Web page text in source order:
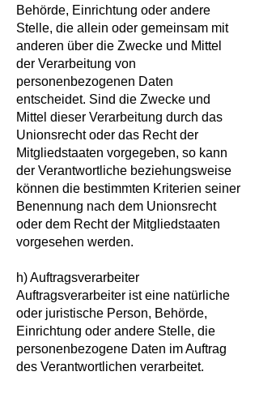
Behörde, Einrichtung oder andere
Stelle, die allein oder gemeinsam mit
anderen über die Zwecke und Mittel
der Verarbeitung von
personenbezogenen Daten
entscheidet. Sind die Zwecke und
Mittel dieser Verarbeitung durch das
Unionsrecht oder das Recht der
Mitgliedstaaten vorgegeben, so kann
der Verantwortliche beziehungsweise
können die bestimmten Kriterien seiner
Benennung nach dem Unionsrecht
oder dem Recht der Mitgliedstaaten
vorgesehen werden.
h) Auftragsverarbeiter
Auftragsverarbeiter ist eine natürliche
oder juristische Person, Behörde,
Einrichtung oder andere Stelle, die
personenbezogene Daten im Auftrag
des Verantwortlichen verarbeitet.